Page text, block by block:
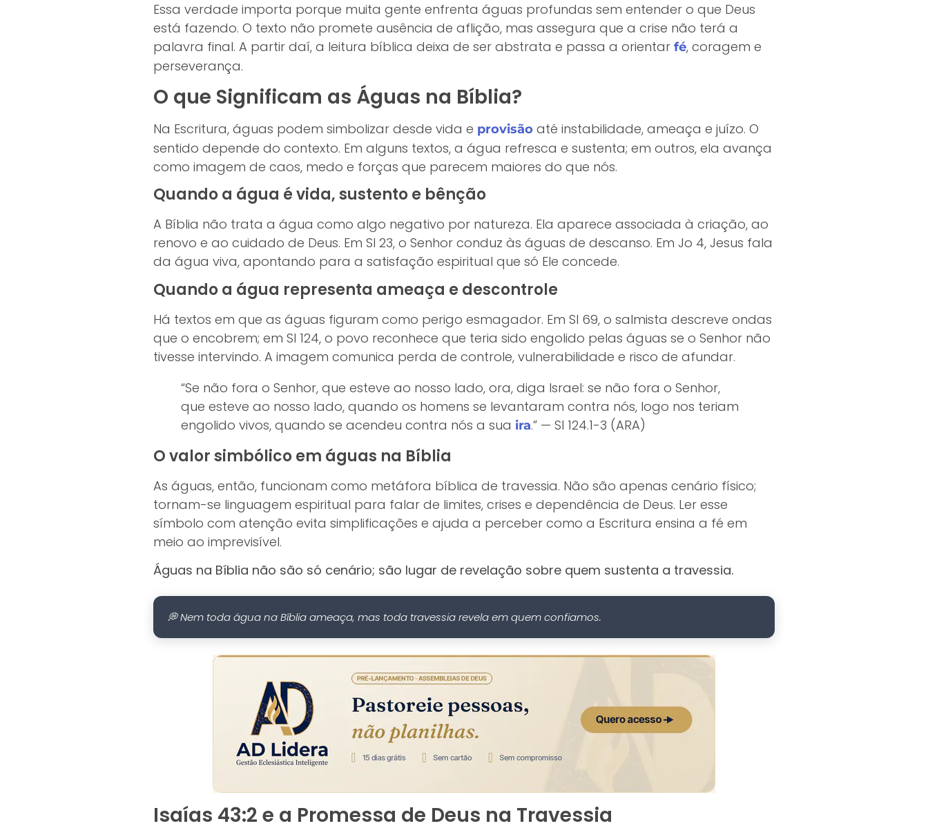
Essa verdade importa porque muita gente enfrenta águas profundas sem entender o que Deus
está fazendo. O texto não promete ausência de aflição, mas assegura que a crise não terá a
palavra final. A partir daí, a leitura bíblica deixa de ser abstrata e passa a orientar fé, coragem e
perseverança.
O que Significam as Águas na Bíblia?
Na Escritura, águas podem simbolizar desde vida e provisão até instabilidade, ameaça e juízo. O
sentido depende do contexto. Em alguns textos, a água refresca e sustenta; em outros, ela avança
como imagem de caos, medo e forças que parecem maiores do que nós.
Quando a água é vida, sustento e bênção
A Bíblia não trata a água como algo negativo por natureza. Ela aparece associada à criação, ao
renovo e ao cuidado de Deus. Em Sl 23, o Senhor conduz às águas de descanso. Em Jo 4, Jesus fala
da água viva, apontando para a satisfação espiritual que só Ele concede.
Quando a água representa ameaça e descontrole
Há textos em que as águas figuram como perigo esmagador. Em Sl 69, o salmista descreve ondas
que o encobrem; em Sl 124, o povo reconhece que teria sido engolido pelas águas se o Senhor não
tivesse intervindo. A imagem comunica perda de controle, vulnerabilidade e risco de afundar.
“Se não fora o Senhor, que esteve ao nosso lado, ora, diga Israel: se não fora o Senhor,
que esteve ao nosso lado, quando os homens se levantaram contra nós, logo nos teriam
engolido vivos, quando se acendeu contra nós a sua ira.” — Sl 124.1-3 (ARA)
O valor simbólico em águas na Bíblia
As águas, então, funcionam como metáfora bíblica de travessia. Não são apenas cenário físico;
tornam-se linguagem espiritual para falar de limites, crises e dependência de Deus. Ler esse
símbolo com atenção evita simplificações e ajuda a perceber como a Escritura ensina a fé em
meio ao imprevisível.
Águas na Bíblia não são só cenário; são lugar de revelação sobre quem sustenta a travessia.
💭 Nem toda água na Bíblia ameaça, mas toda travessia revela em quem confiamos.
Isaías 43:2 e a Promessa de Deus na Travessia